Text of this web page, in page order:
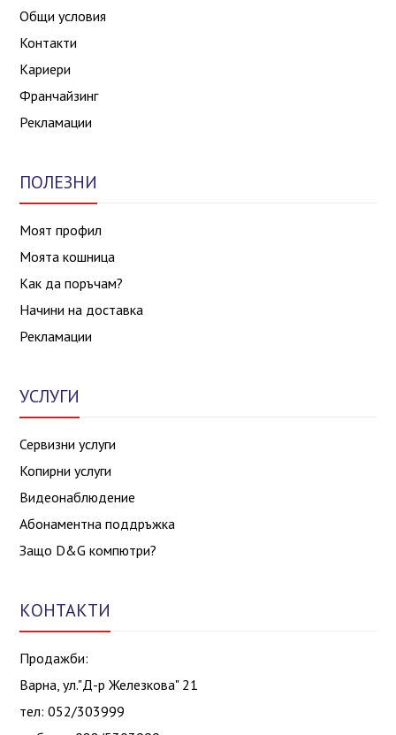
Общи условия
Контакти
Кариери
Франчайзинг
Рекламации
ПОЛЕЗНИ
Моят профил
Моята кошница
Как да поръчам?
Начини на доставка
Рекламации
УСЛУГИ
Сервизни услуги
Копирни услуги
Видеонаблюдение
Абонаментна поддръжка
Защо D&G компютри?
КОНТАКТИ
Продажби:
Варна, ул."Д-р Железкова" 21
тел: 052/303999